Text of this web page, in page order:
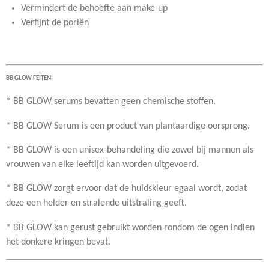
Vermindert de behoefte aan make-up
Verfijnt de poriën
BB GLOW FEITEN:
* BB GLOW serums bevatten geen chemische stoffen.
* BB GLOW Serum is een product van plantaardige oorsprong.
* BB GLOW is een unisex-behandeling die zowel bij mannen als
vrouwen van elke leeftijd kan worden uitgevoerd.
* BB GLOW zorgt ervoor dat de huidskleur egaal wordt, zodat
deze een helder en stralende uitstraling geeft.
* BB GLOW kan gerust gebruikt worden rondom de ogen indien
het donkere kringen bevat.